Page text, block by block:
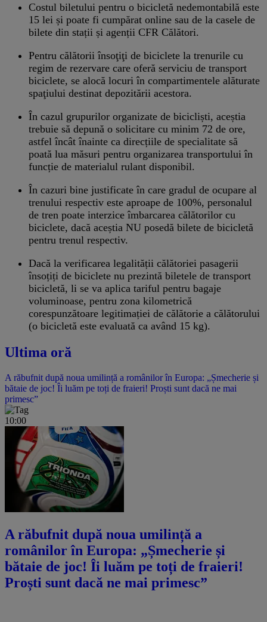
Costul biletului pentru o bicicletă nedemontabilă este
15 lei și poate fi cumpărat online sau de la casele de
bilete din stații și agenții CFR Călători.
Pentru călătorii însoţiţi de biciclete la trenurile cu
regim de rezervare care oferă serviciu de transport
biciclete, se alocă locuri în compartimentele alăturate
spaţiului destinat depozitării acestora.
În cazul grupurilor organizate de bicicliști, aceștia
trebuie să depună o solicitare cu minim 72 de ore,
astfel încât înainte ca direcțiile de specialitate să
poată lua măsuri pentru organizarea transportului în
funcție de materialul rulant disponibil.
În cazuri bine justificate în care gradul de ocupare al
trenului respectiv este aproape de 100%, personalul
de tren poate interzice îmbarcarea călătorilor cu
biciclete, dacă aceștia NU posedă bilete de bicicletă
pentru trenul respectiv.
Dacă la verificarea legalității călătoriei pasagerii
însoțiți de biciclete nu prezintă biletele de transport
bicicletă, li se va aplica tariful pentru bagaje
voluminoase, pentru zona kilometrică
corespunzătoare legitimației de călătorie a călătorului
(o bicicletă este evaluată ca având 15 kg).
Ultima oră
A răbufnit după noua umilință a românilor în Europa: „Șmecherie și
bătaie de joc! Îi luăm pe toți de fraieri! Proști sunt dacă ne mai
primesc”
10:00
A răbufnit după noua umilință a
românilor în Europa: „Șmecherie și
bătaie de joc! Îi luăm pe toți de fraieri!
Proști sunt dacă ne mai primesc”